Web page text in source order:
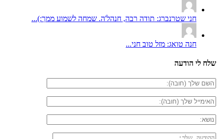
חני שטרנברג: תודה רבה, חנהל'ה. שמחה לשמוע ממך:)...
חנה טואג: מזל טוב חני...
שלח לי הודעה